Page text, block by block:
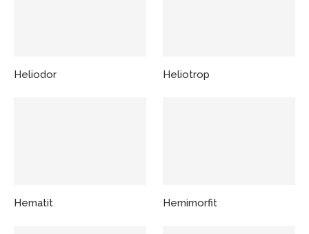
Heliodor Heliotrop
Hematit Hemimorfit